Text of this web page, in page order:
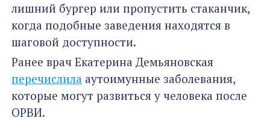
лишний бургер или пропустить стаканчик,
когда подобные заведения находятся в
шаговой доступности.
Ранее врач Екатерина Демьяновская
перечислила аутоимунные заболевания,
которые могут развиться у человека после
ОРВИ.